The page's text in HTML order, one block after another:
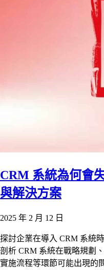
CRM 系統為何會
與解決方案
2025 年 2 月 12 日
探討企業在導入 CRM 系統
剖析 CRM 系統在戰略規劃
實施流程等環節可能出現的